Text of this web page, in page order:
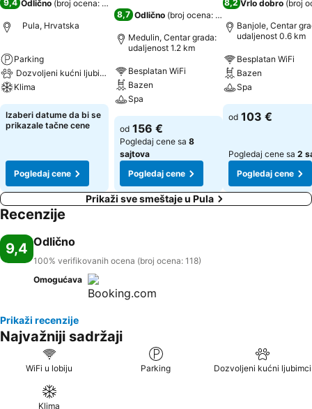
9,4 Odlično (broj ocena: 118
Pula, Hrvatska
Parking
Dozvoljeni kućni ljubimci
Klima
Izaberi datume da bi se
prikazale tačne cene
Pogledaj cene
8,7 Odlično (broj ocena: 8.964
Medulin, Centar grada:
udaljenost 1.2 km
Besplatan WiFi
Bazen
Spa
od 156 €
Pogledaj cene sa 8
sajtova
Pogledaj cene
8,2 Vrlo dobro (broj
Banjole, Centar
udaljenost 0.6 km
Besplatan WiFi
Bazen
Spa
od 103 €
Pogledaj cene sa 2
Pogledaj cene
Prikaži sve smeštaje u Pula
Recenzije
9,4 Odlično
100% verifikovanih ocena (broj ocena: 118)
Omogućava
Prikaži recenzije
Najvažniji sadržaji
WiFi u lobiju Parking Dozvoljeni kućni ljubimci
Klima